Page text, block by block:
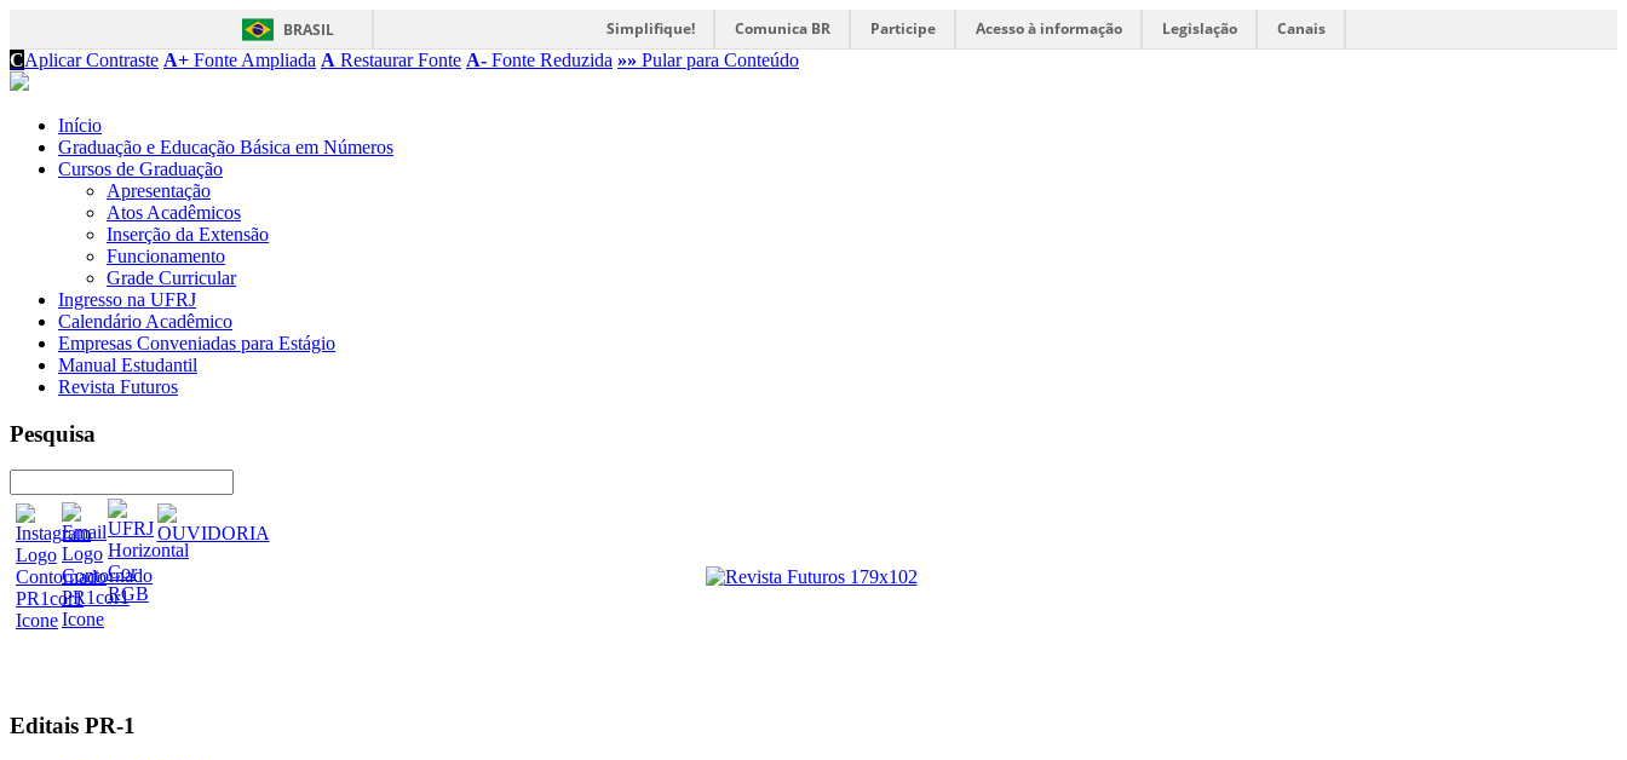
BRASIL Simplifique! Comunica BR Participe Acesso à informação Legislação
Canais
CAplicar Contraste A+ Fonte Ampliada A Restaurar Fonte A- Fonte Reduzida »» Pular para Conteúdo
Início
Graduação e Educação Básica em Números
Cursos de Graduação
Apresentação
Atos Acadêmicos
Inserção da Extensão
Funcionamento
Grade Curricular
Ingresso na UFRJ
Calendário Acadêmico
Empresas Conveniadas para Estágio
Manual Estudantil
Revista Futuros
Pesquisa
Editais PR-1